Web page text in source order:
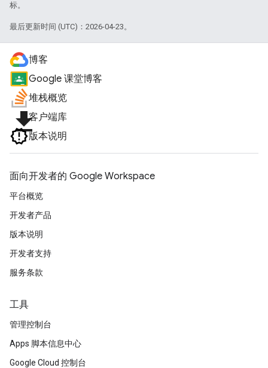
标。
最后更新时间 (UTC)：2026-04-23。
博客
Google 课堂博客
堆栈概览
file_download客户端库
版本说明
面向开发者的 Google Workspace
平台概览
开发者产品
版本说明
开发者支持
服务条款
工具
管理控制台
Apps 脚本信息中心
Google Cloud 控制台